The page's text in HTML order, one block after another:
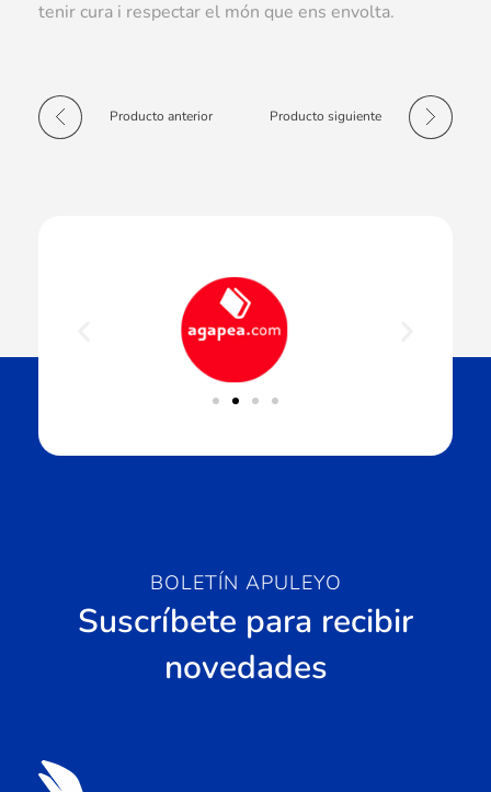
tenir cura i respectar el món que ens envolta.
Producto anterior Producto siguiente
BOLETÍN APULEYO
Suscríbete para recibir
novedades